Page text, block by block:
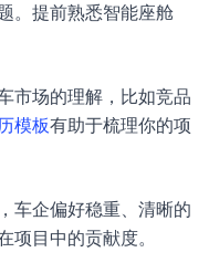
。提前熟悉智能座舱
市场的理解，比如竞品
模板有助于梳理你的项
车企偏好稳重、清晰的
项目中的贡献度。